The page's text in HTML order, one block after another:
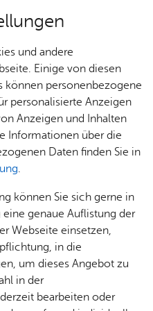
Bauen
& Um­
welt
Geo­
da­ten
Ge­
sund­
heit &
kum
ent­sor­gen
auch Elektroschrott
schädliche
können. Zum
Materialien, die als
werden können. Es
und andere
Einige von diesen
können personenbezogene
personalisierte Anzeigen
Anzeigen und Inhalten
Informationen über die
Daten finden Sie in
.
können Sie sich gerne in
genaue Auflistung der
Webseite einsetzen,
in die
um dieses Angebot zu
in der
bearbeiten oder